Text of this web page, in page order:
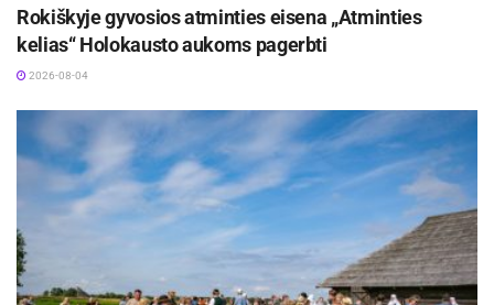
paslaugas klientai yra linkę užsakyti telefonu, vis tik
kai kuriems reikia išsamesnės analizės ir telefono
aparatas ne visada yra patogiausias būdas, tačiau
pagalvoti apie svetainės pritaikymą įvairiems
įrenginiams – reikėtų.
Rokiškyje gyvosios atminties eisena „Atminties
kelias“ Holokausto aukoms pagerbti
2026-08-04